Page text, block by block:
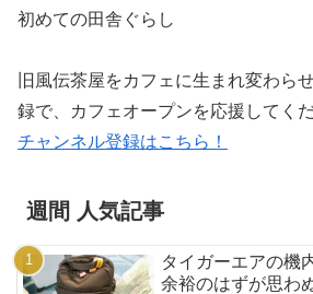
初めての田舎ぐらし
旧風伝茶屋をカフェに生まれ変わら
録で、カフェオープンを応援してくだ
チャンネル登録はこちら！
週間 人気記事
タイガーエアの機
余裕のはずが思わ